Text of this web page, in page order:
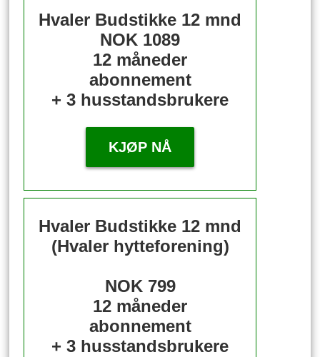
Hvaler Budstikke 12 mnd
NOK 1089
12 måneder
abonnement
+ 3 husstandsbrukere
KJØP NÅ
Hvaler Budstikke 12 mnd
(Hvaler hytteforening)
NOK 799
12 måneder
abonnement
+ 3 husstandsbrukere